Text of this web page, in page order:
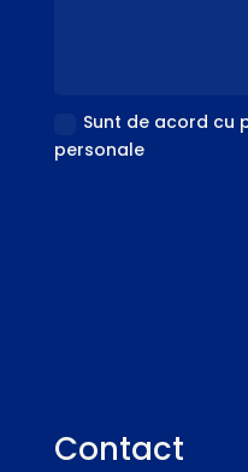
Sunt de acord cu
personale
Contact